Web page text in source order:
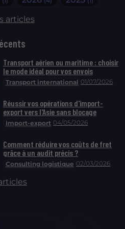
articles
Transport international 01/07/2026
Transport aérien ou maritime : choisir
le mode idéal pour vos envois
Import-export 04/05/2026
Réussir vos opérations d'import-
export vers l'Asie sans blocage
Consulting logistique 02/03/2026
Comment réduire vos coûts de fret
grâce à un audit précis ?